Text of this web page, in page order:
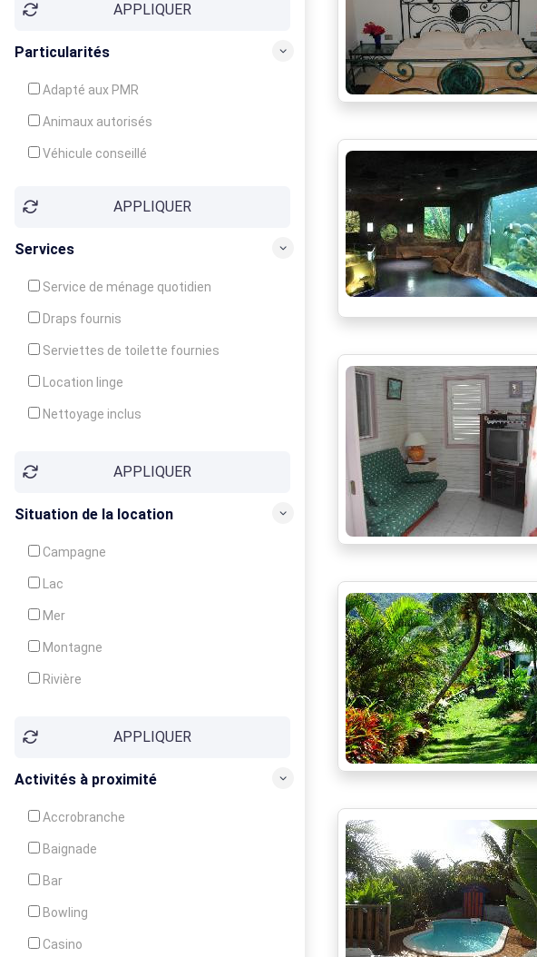
Soins du corpsAPPLIQUER
Particularités
Adapté aux PMR
Animaux autorisés
Véhicule conseillé
APPLIQUER
Services
Service de ménage quotidien
Draps fournis
Serviettes de toilette fournies
Location linge
Nettoyage inclus
Garde d'enfants
Crèche
APPLIQUER
Situation de la location
Campagne
Lac
Mer
Montagne
Rivière
APPLIQUER
Activités à proximité
Accrobranche
Baignade
Bar
Bowling
Casino